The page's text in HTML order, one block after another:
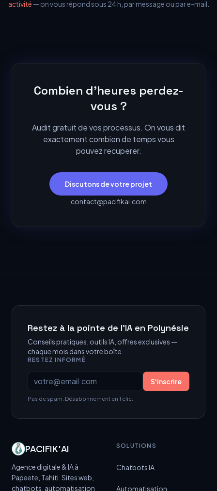
activité — on vous répond sous 24 h, par message ou par e-mail.
Combien d'heures perdez-
vous ?
Audit gratuit de vos processus. On vous dit
exactement combien de temps vous
pouvez recuperer.
Discutons de votre projet
contact@pacifikai.com
Restez à la pointe de l’IA en Polynésie
Conseils pratiques, outils IA, offres exclusives —
chaque mois dans votre boîte.
RESTEZ INFORMÉ
Votre email S'inscrire
Pas de spam. Désabonnement en 1 clic.
PACIFIK'AI
Agence digitale & IA à
Papeete, Tahiti. Sites web,
chatbots, automatisation
SOLUTIONS
Chatbots IA
Automatisation